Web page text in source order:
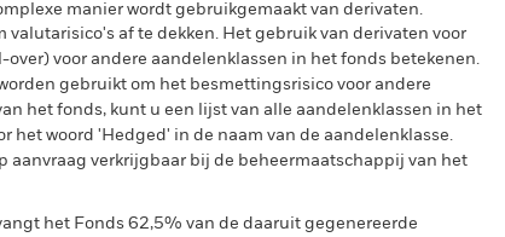
manier wordt gebruikgemaakt van derivaten.
af te dekken. Het gebruik van derivaten voor
voor andere aandelenklassen in het fonds betekenen.
gebruikt om het besmettingsrisico voor andere
het fonds, kunt u een lijst van alle aandelenklassen in het
woord 'Hedged' in de naam van de aandelenklasse.
aanvraag verkrijgbaar bij de beheermaatschappij van het
het Fonds 62,5% van de daaruit gegenereerde